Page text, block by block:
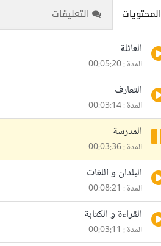
المحتويات التعليقات
العائلة
المدة : 00:05:20
التعارف
المدة : 00:03:14
المدرسة
المدة : 00:03:36
البلدان و اللغات
المدة : 00:08:21
القراءة و الكتابة
المدة : 00:03:11